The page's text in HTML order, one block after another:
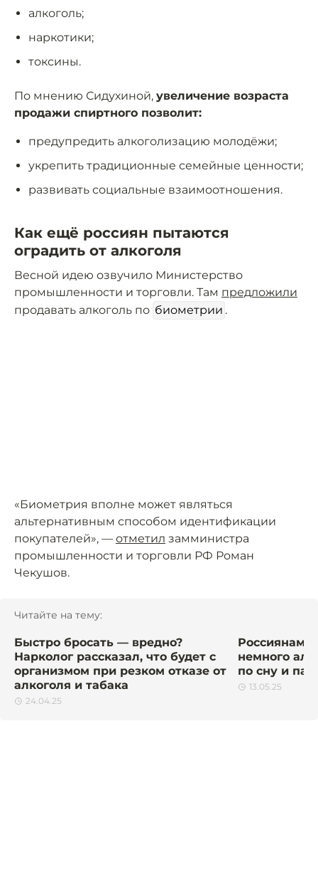
алкоголь;
наркотики;
токсины.
По мнению Сидухиной, увеличение возраста
продажи спиртного позволит:
предупредить алкоголизацию молодёжи;
укрепить традиционные семейные ценности;
развивать социальные взаимоотношения.
Как ещё россиян пытаются
оградить от алкоголя
Весной идею озвучило Министерство
промышленности и торговли. Там предложили
продавать алкоголь по биометрии .
«Биометрия вполне может являться
альтернативным способом идентификации
покупателей», — отметил замминистра
промышленности и торговли РФ Роман
Чекушов.
Читайте на тему:
Быстро бросать — вредно?
Нарколог рассказал, что будет с
организмом при резком отказе от
алкоголя и табака
24.04.25
Россиянам
немного
по сну и
13.05.25